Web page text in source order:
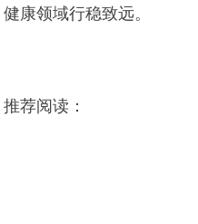
健康领域行稳致远。
推荐阅读：